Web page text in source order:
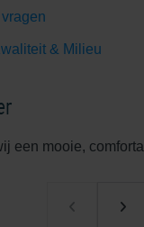
& Milieu
een mooie,